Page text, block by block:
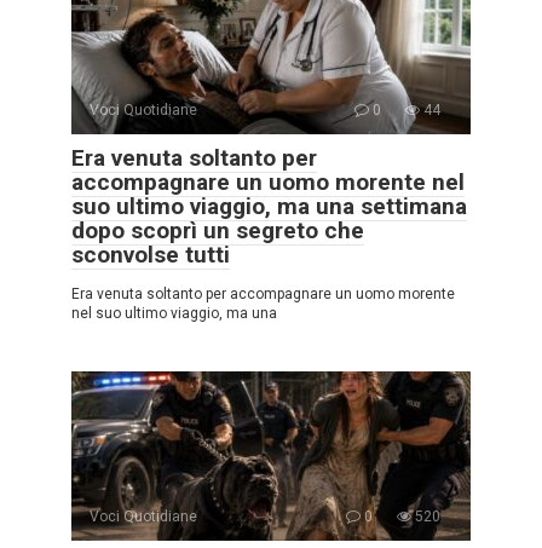
Voci Quotidiane 0 44
Era venuta soltanto per
accompagnare un uomo morente nel
suo ultimo viaggio, ma una settimana
dopo scoprì un segreto che
sconvolse tutti
Era venuta soltanto per accompagnare un uomo morente
nel suo ultimo viaggio, ma una
Voci Quotidiane 0 520